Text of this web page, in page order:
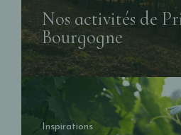
Nos activités de
Bourgogne
Inspirations